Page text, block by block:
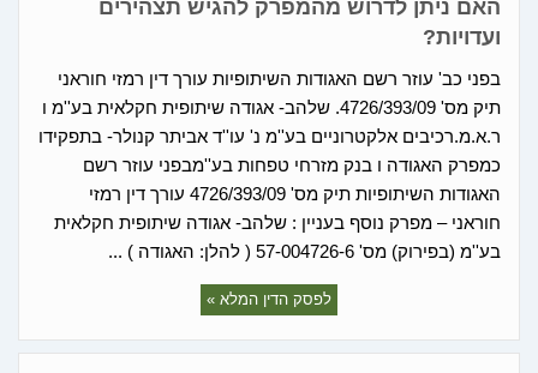
האם ניתן לדרוש מהמפרק להגיש תצהירים
ועדויות?
בפני כב' עוזר רשם האגודות השיתופיות עורך דין רמזי חוראני
תיק מס' 4726/393/09. שלהב- אגודה שיתופית חקלאית בע''מ ו
ר.א.מ.רכיבים אלקטרוניים בע''מ נ' עו''ד אביתר קנולר- בתפקידו
כמפרק האגודה ו בנק מזרחי טפחות בע''מבפני עוזר רשם
האגודות השיתופיות תיק מס' 4726/393/09 עורך דין רמזי
חוראני – מפרק נוסף בעניין : שלהב- אגודה שיתופית חקלאית
בע''מ (בפירוק) מס' 57-004726-6 ( להלן: האגודה ) ...
לפסק הדין המלא »